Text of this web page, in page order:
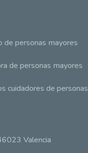
de personas mayores
de personas mayores
cuidadores de personas
Valencia